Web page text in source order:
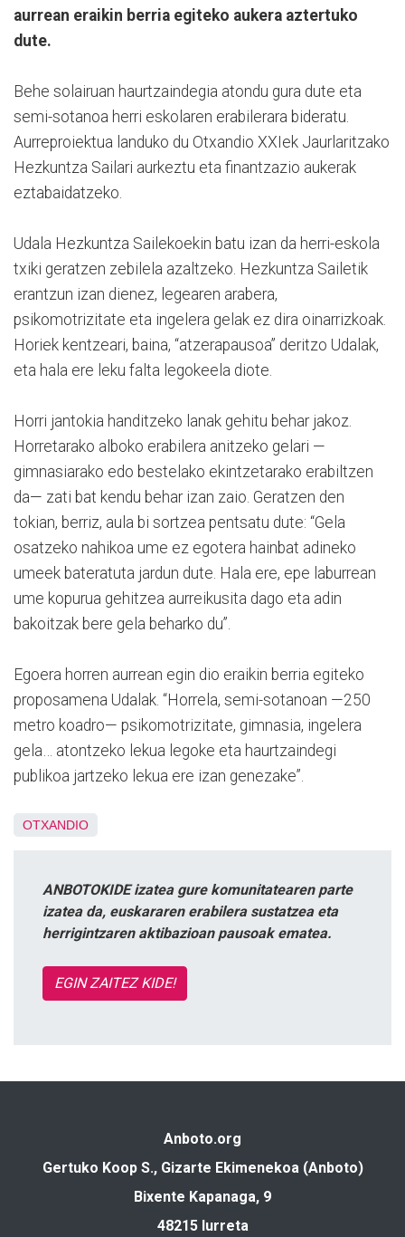
aurrean eraikin berria egiteko aukera aztertuko
dute.
Behe solairuan haurtzaindegia atondu gura dute eta
semi-sotanoa herri eskolaren erabilerara bideratu.
Aurreproiektua landuko du Otxandio XXIek Jaurlaritzako
Hezkuntza Sailari aurkeztu eta finantzazio aukerak
eztabaidatzeko.
Udala Hezkuntza Sailekoekin batu izan da herri-eskola
txiki geratzen zebilela azaltzeko. Hezkuntza Sailetik
erantzun izan dienez, legearen arabera,
psikomotrizitate eta ingelera gelak ez dira oinarrizkoak.
Horiek kentzeari, baina, “atzerapausoa” deritzo Udalak,
eta hala ere leku falta legokeela diote.
Horri jantokia handitzeko lanak gehitu behar jakoz.
Horretarako alboko erabilera anitzeko gelari —
gimnasiarako edo bestelako ekintzetarako erabiltzen
da— zati bat kendu behar izan zaio. Geratzen den
tokian, berriz, aula bi sortzea pentsatu dute: “Gela
osatzeko nahikoa ume ez egotera hainbat adineko
umeek bateratuta jardun dute. Hala ere, epe laburrean
ume kopurua gehitzea aurreikusita dago eta adin
bakoitzak bere gela beharko du”.
Egoera horren aurrean egin dio eraikin berria egiteko
proposamena Udalak. “Horrela, semi-sotanoan —250
metro koadro— psikomotrizitate, gimnasia, ingelera
gela… atontzeko lekua legoke eta haurtzaindegi
publikoa jartzeko lekua ere izan genezake”.
OTXANDIO
ANBOTOKIDE izatea gure komunitatearen parte
izatea da, euskararen erabilera sustatzea eta
herrigintzaren aktibazioan pausoak ematea.
EGIN ZAITEZ KIDE!
Anboto.org
Gertuko Koop S., Gizarte Ekimenekoa (Anboto)
Bixente Kapanaga, 9
48215 Iurreta